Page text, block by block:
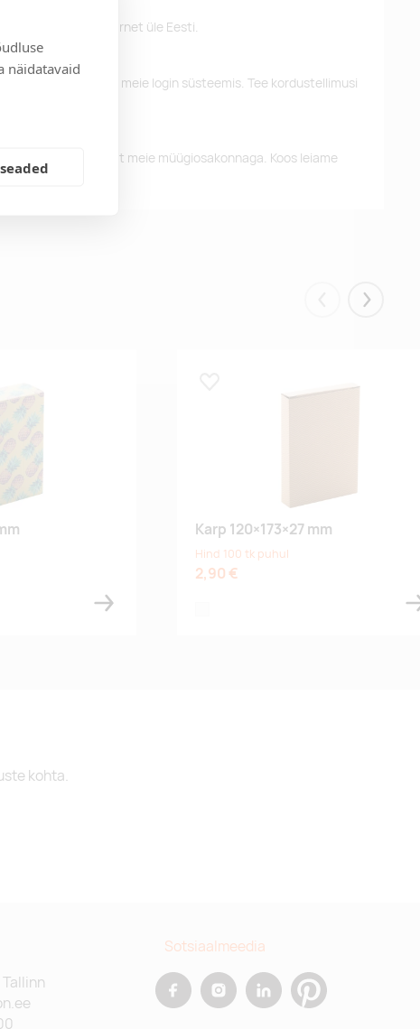
näidatavaid
pakume tasuta tarnet üle Eesti.
eelnevaid tellimusi meie login süsteemis. Tee kordustellimusi
võtke ühendust meie müügiosakonnaga. Koos leiame
Eelmised
Karp 120×173×27 mm
Hind 100 tk puhul
2,90 €
kohta.
Sotsiaalmeedia